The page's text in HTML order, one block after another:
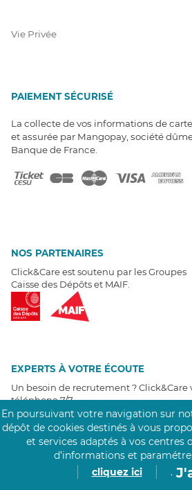
Vie Privée
PAIEMENT SÉCURISÉ
La collecte de vos informations de
et assurée par Mangopay, société
Banque de France.
NOS PARTENAIRES
Click&Care est soutenu par les Groupes
Caisse des Dépôts et MAIF.
EXPERTS À VOTRE ÉCOUTE
Un besoin de recrutement ?
téléphone 7/7.
Être rappelé aujourd'hui
MOIGNAGES CLIENTS
4,6
En poursuivant votre navigation sur
dépôt de cookies destinés à vous
et services adaptés à vos centres
d’informations et
cliquez ici
.